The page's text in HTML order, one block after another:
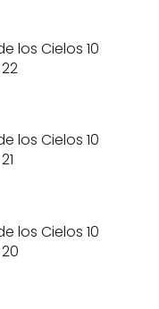
los Cielos 10
los Cielos 10
los Cielos 10